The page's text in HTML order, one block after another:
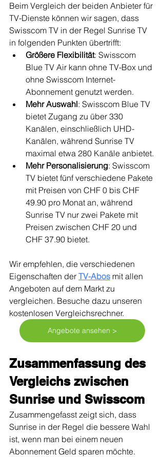
Beim Vergleich der beiden Anbieter für
TV-Dienste können wir sagen, dass
Swisscom TV in der Regel Sunrise TV
in folgenden Punkten übertrifft:
Größere Flexibilität: Swisscom
Blue TV Air kann ohne TV-Box und
ohne Swisscom Internet-
Abonnement genutzt werden.
Mehr Auswahl: Swisscom Blue TV
bietet Zugang zu über 330
Kanälen, einschließlich UHD-
Kanälen, während Sunrise TV
maximal etwa 280 Kanäle anbietet.
Mehr Personalisierung: Swisscom
TV bietet fünf verschiedene Pakete
mit Preisen von CHF 0 bis CHF
49.90 pro Monat an, während
Sunrise TV nur zwei Pakete mit
Preisen zwischen CHF 20 und
CHF 37.90 bietet.
Wir empfehlen, die verschiedenen
Eigenschaften der TV-Abos mit allen
Angeboten auf dem Markt zu
vergleichen. Besuche dazu unseren
kostenlosen Vergleichsrechner.
Angebote ansehen >
Zusammenfassung des
Vergleichs zwischen
Sunrise und Swisscom
Zusammengefasst zeigt sich, dass
Sunrise in der Regel die bessere Wahl
ist, wenn man bei einem neuen
Abonnement Geld sparen möchte.